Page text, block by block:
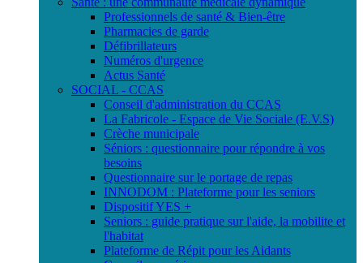
Professionnels de santé & Bien-être
Pharmacies de garde
Défibrillateurs
Numéros d'urgence
Actus Santé
SOCIAL - CCAS
Conseil d'administration du CCAS
La Fabricole - Espace de Vie Sociale (E.V.S)
Crèche municipale
Séniors : questionnaire pour répondre à vos
besoins
Questionnaire sur le portage de repas
INNODOM : Plateforme pour les seniors
Dispositif YES +
Seniors : guide pratique sur l'aide, la mobilite et
l'habitat
Plateforme de Répit pour les Aidants